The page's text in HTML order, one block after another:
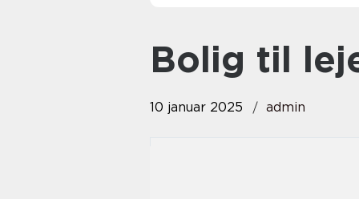
bolig til
10 januar 2025 admin